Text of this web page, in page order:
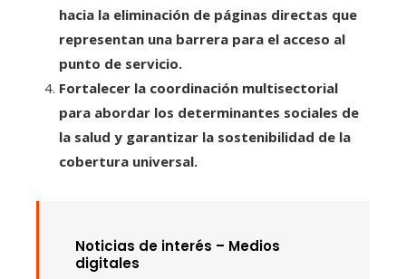
hacia la eliminación de páginas directas que
representan una barrera para el acceso al
punto de servicio.
Fortalecer la coordinación multisectorial
para abordar los determinantes sociales de
la salud y garantizar la sostenibilidad de la
cobertura universal.
Noticias de interés – Medios
digitales